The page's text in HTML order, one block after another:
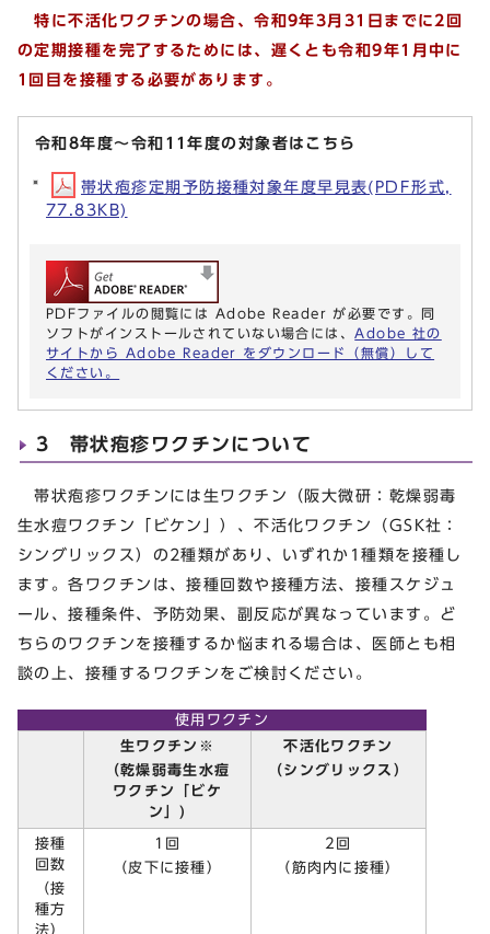
特に不活化ワクチンの場合、令和9年3月31日までに2回
の定期接種を完了するためには、遅くとも令和9年1月中に
1回目を接種する必要があります。
令和8年度～令和11年度の対象者はこちら
帯状疱疹定期予防接種対象年度早見表(PDF形式,
77.83KB)
PDFファイルの閲覧には Adobe Reader が必要です。同
ソフトがインストールされていない場合には、 Adobe 社の
サイトから Adobe Reader をダウンロード（無償）して
ください。
3 帯状疱疹ワクチンについて
帯状疱疹ワクチンには生ワクチン（阪大微研：乾燥弱毒
生水痘ワクチン「ビケン」）、不活化ワクチン（GSK社：
シングリックス）の2種類があり、いずれか1種類を接種し
ます。各ワクチンは、接種回数や接種方法、接種スケジュ
ール、接種条件、予防効果、副反応が異なっています。ど
ちらのワクチンを接種するか悩まれる場合は、医師とも相
談の上、接種するワクチンをご検討ください。
使用ワクチン
生ワクチン※
（乾燥弱毒生水痘
ワクチン「ビケ
ン」)
不活化ワクチン
（シングリックス）
接種
回数
（接
種方
法）
1回
（皮下に接種）
2回
（筋肉内に接種）